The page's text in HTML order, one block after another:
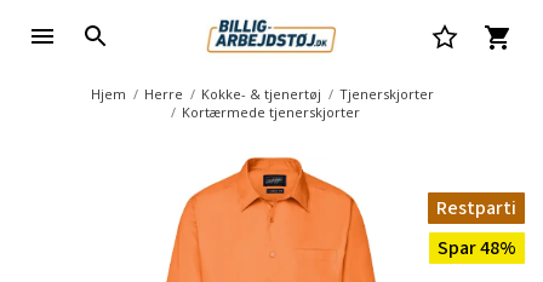
Hjem Herre Kokke- & tjenertøj
Tjenerskjorter
Kortærmede tjenerskjorter
Restparti
Spar 48%